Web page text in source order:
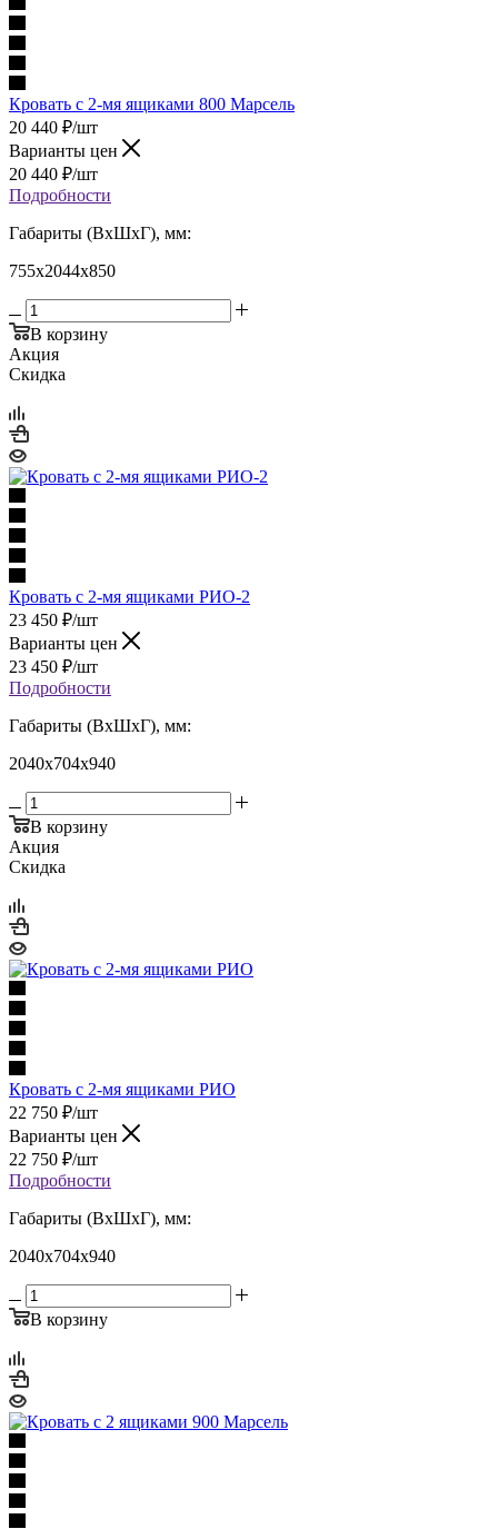
Кровать с 2-мя ящиками 800 Марсель
20 440 ₽/шт
Варианты цен
20 440 ₽/шт
Подробности
Габариты (ВхШхГ), мм:
755х2044х850
В корзину
Акция
Скидка
Кровать с 2-мя ящиками РИО-2
23 450 ₽/шт
Варианты цен
23 450 ₽/шт
Подробности
Габариты (ВхШхГ), мм:
2040x704x940
В корзину
Акция
Скидка
Кровать с 2-мя ящиками РИО
22 750 ₽/шт
Варианты цен
22 750 ₽/шт
Подробности
Габариты (ВхШхГ), мм:
2040x704x940
В корзину